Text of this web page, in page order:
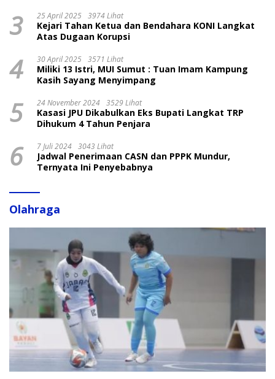
3 25 April 2025 3974 Lihat
Kejari Tahan Ketua dan Bendahara KONI Langkat
Atas Dugaan Korupsi
4 30 April 2025 3571 Lihat
Miliki 13 Istri, MUI Sumut : Tuan Imam Kampung
Kasih Sayang Menyimpang
5 24 November 2024 3529 Lihat
Kasasi JPU Dikabulkan Eks Bupati Langkat TRP
Dihukum 4 Tahun Penjara
6 7 Juli 2024 3043 Lihat
Jadwal Penerimaan CASN dan PPPK Mundur,
Ternyata Ini Penyebabnya
Olahraga